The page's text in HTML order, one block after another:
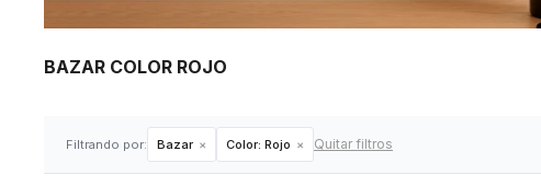
BAZAR COLOR ROJO
Filtrando por: Bazar Color: Rojo Quitar filtros